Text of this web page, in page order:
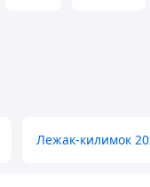
Лежак-килимок